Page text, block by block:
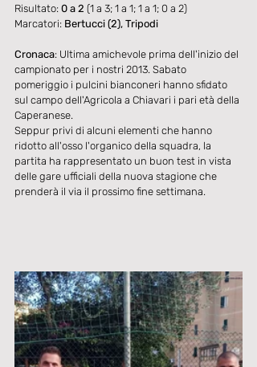
Risultato: 0 a 2 (1 a 3; 1 a 1; 1 a 1; 0 a 2)
Marcatori: Bertucci (2), Tripodi
Cronaca: Ultima amichevole prima dell'inizio del
campionato per i nostri 2013. Sabato
pomeriggio i pulcini bianconeri hanno sfidato
sul campo dell'Agricola a Chiavari i pari età della
Caperanese.
Seppur privi di alcuni elementi che hanno
ridotto all'osso l'organico della squadra, la
partita ha rappresentato un buon test in vista
delle gare ufficiali della nuova stagione che
prenderà il via il prossimo fine settimana.